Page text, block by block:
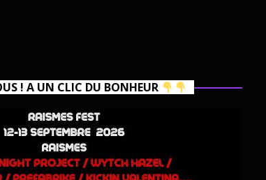
! A UN CLIC DU BONHEUR